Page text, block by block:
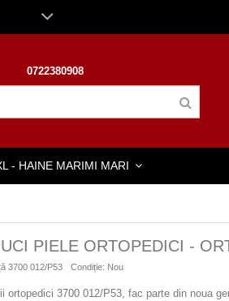
0722380908
- HAINE MARIMI MARI
PIELE ORTOPEDICI -
3700 012/P53 Condiție: Nou
ortopedici 3700 012/P53, fac parte din noua